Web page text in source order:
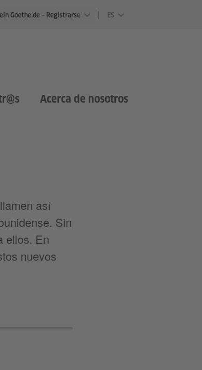
Goethe.de – Registrarse ES
Acerca de nosotros
así
Sin
ellos. En
nuevos